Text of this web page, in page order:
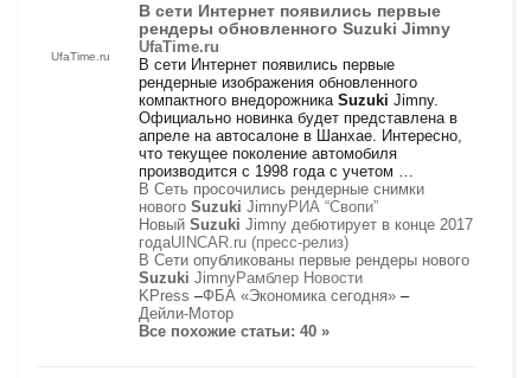
UfaTime.ru
В сети Интернет появились первые
рендеры обновленногоSuzuki Jimny
UfaTime.ru
В сети Интернет появились первые
рендерные изображения обновленного
компактного внедорожникаSuzuki Jimny.
Официально новинка будет представлена в
апреле на автосалоне в Шанхае. Интересно,
что текущее поколение автомобиля
производится с 1998 года с учетом …
В Сеть просочились рендерные снимки
новогоSuzuki JimnyРИА “Свопи”
НовыйSuzuki Jimny дебютирует в конце 2017
годаUINCAR.ru (пресс-релиз)
В Сети опубликованы первые рендеры нового
Suzuki JimnyРамблер Новости
KPress –ФБА «Экономика сегодня» –
Дейли-Мотор
Все похожие статьи: 40 »